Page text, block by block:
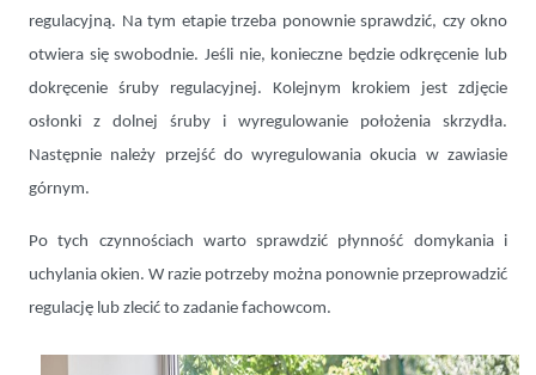
regulacyjną. Na tym etapie trzeba ponownie sprawdzić, czy okno
otwiera się swobodnie. Jeśli nie, konieczne będzie odkręcenie lub
dokręcenie śruby regulacyjnej. Kolejnym krokiem jest zdjęcie
osłonki z dolnej śruby i wyregulowanie położenia skrzydła.
Następnie należy przejść do wyregulowania okucia w zawiasie
górnym.
Po tych czynnościach warto sprawdzić płynność domykania i
uchylania okien. W razie potrzeby można ponownie przeprowadzić
regulację lub zlecić to zadanie fachowcom.